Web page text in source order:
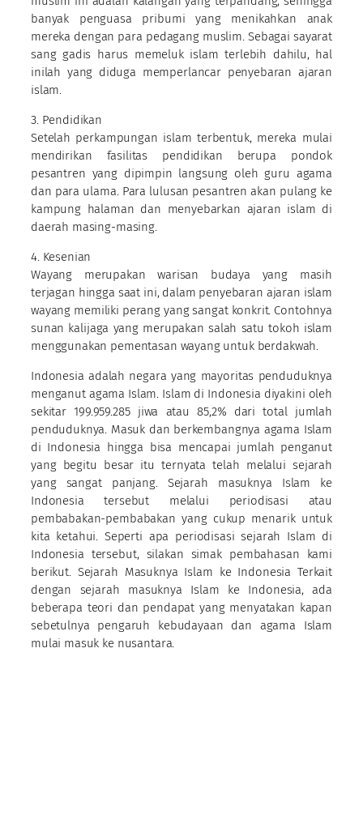
banyak penguasa pribumi yang menikahkan anak
mereka dengan para pedagang muslim. Sebagai sayarat
sang gadis harus memeluk islam terlebih dahilu, hal
inilah yang diduga memperlancar penyebaran ajaran
islam.
3. Pendidikan
Setelah perkampungan islam terbentuk, mereka mulai
mendirikan fasilitas pendidikan berupa pondok
pesantren yang dipimpin langsung oleh guru agama
dan para ulama. Para lulusan pesantren akan pulang ke
kampung halaman dan menyebarkan ajaran islam di
daerah masing-masing.
4. Kesenian
Wayang merupakan warisan budaya yang masih
terjagan hingga saat ini, dalam penyebaran ajaran islam
wayang memiliki perang yang sangat konkrit. Contohnya
sunan kalijaga yang merupakan salah satu tokoh islam
menggunakan pementasan wayang untuk berdakwah.
Indonesia adalah negara yang mayoritas penduduknya
menganut agama Islam. Islam di Indonesia diyakini oleh
sekitar 199.959.285 jiwa atau 85,2% dari total jumlah
penduduknya. Masuk dan berkembangnya agama Islam
di Indonesia hingga bisa mencapai jumlah penganut
yang begitu besar itu ternyata telah melalui sejarah
yang sangat panjang. Sejarah masuknya Islam ke
Indonesia tersebut melalui periodisasi atau
pembabakan-pembabakan yang cukup menarik untuk
kita ketahui. Seperti apa periodisasi sejarah Islam di
Indonesia tersebut, silakan simak pembahasan kami
berikut. Sejarah Masuknya Islam ke Indonesia Terkait
dengan sejarah masuknya Islam ke Indonesia, ada
beberapa teori dan pendapat yang menyatakan kapan
sebetulnya pengaruh kebudayaan dan agama Islam
mulai masuk ke nusantara.